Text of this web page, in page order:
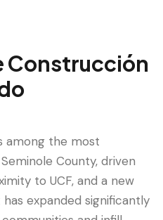
Construcción
among the most
County, driven
to UCF, and a new
expanded significantly